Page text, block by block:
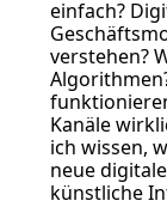
einfach?
verstehen?
Kanäle
ich wissen,
neue
künstliche